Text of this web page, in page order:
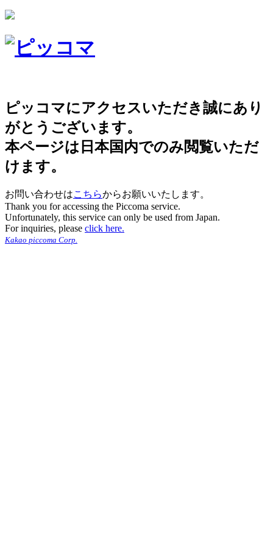
ピッコマにアクセスいただき誠にあり
がとうございます。
本ページは日本国内でのみ閲覧いただ
けます。
お問い合わせはこちらからお願いいたします。
Thank you for accessing the Piccoma service.
Unfortunately, this service can only be used from Japan.
For inquiries, please click here.
Kakao piccoma Corp.